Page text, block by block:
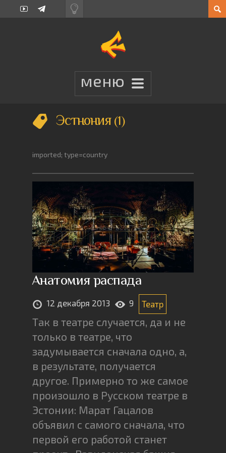
Эстнония 1
imported; type=country
Анатомия распада
12 декабря 2013 9 Театр
Так в театре случается, да и не
только в театре, что
задумывается сначала одно, а,
в результате, получается
другое. Примерно то же самое
произошло в Русском театре в
Эстонии: Марат Гацалов
объявил с самого сначала, что
первой его работой станет